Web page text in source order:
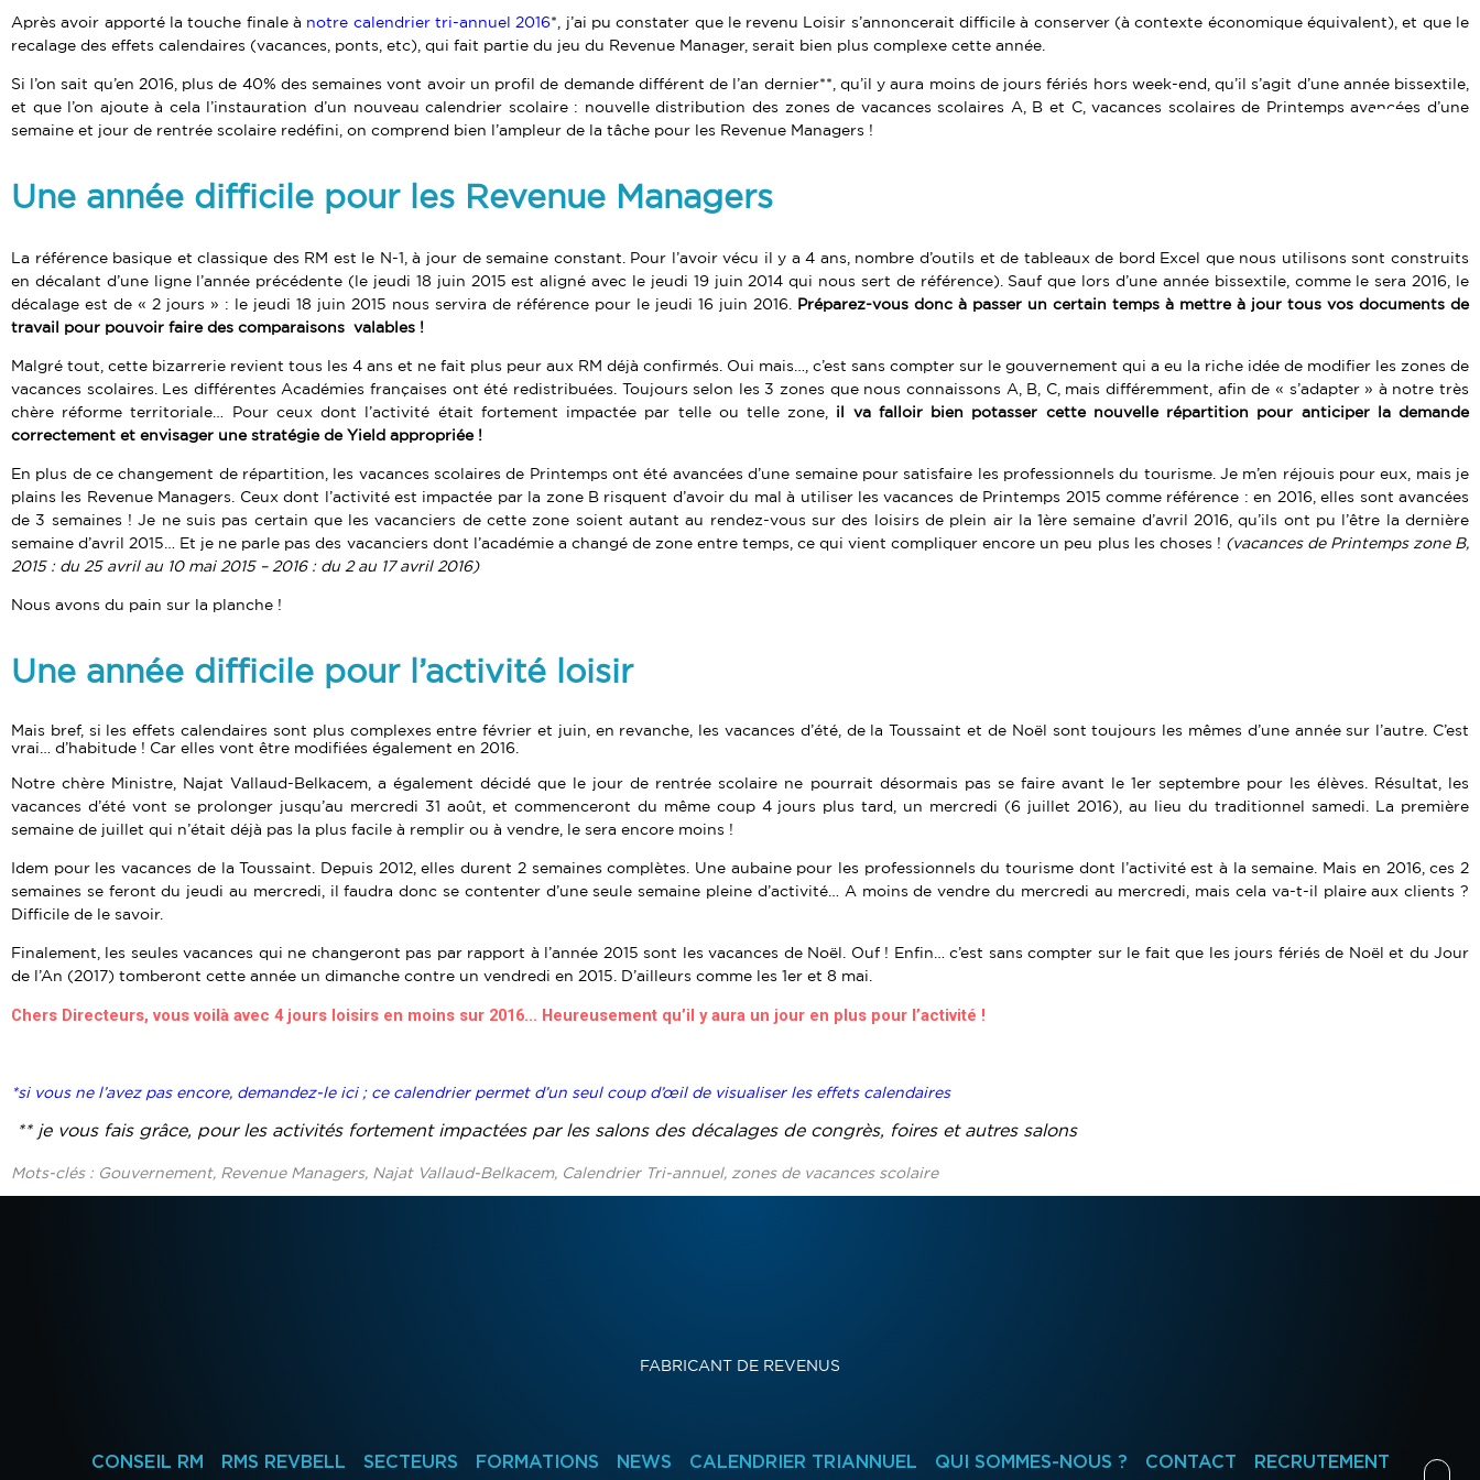
Après avoir apporté la touche finale à notre calendrier tri-annuel 2016*, j’ai pu constater que le revenu Loisir s’annoncerait difficile à conserver (à contexte économique équivalent), et que le
recalage des effets calendaires (vacances, ponts, etc), qui fait partie du jeu du Revenue Manager, serait bien plus complexe cette année.
Si l’on sait qu’en 2016, plus de 40% des semaines vont avoir un profil de demande différent de l’an dernier**, qu’il y aura moins de jours fériés hors week-end, qu’il s’agit d’une année bissextile,
et que l’on ajoute à cela l’instauration d’un nouveau calendrier scolaire : nouvelle distribution des zones de vacances scolaires A, B et C, vacances scolaires de Printemps avancées d’une
semaine et jour de rentrée scolaire redéfini, on comprend bien l’ampleur de la tâche pour les Revenue Managers !
Une année difficile pour les Revenue Managers
La référence basique et classique des RM est le N-1, à jour de semaine constant. Pour l’avoir vécu il y a 4 ans, nombre d’outils et de tableaux de bord Excel que nous utilisons sont construits
en décalant d’une ligne l’année précédente (le jeudi 18 juin 2015 est aligné avec le jeudi 19 juin 2014 qui nous sert de référence). Sauf que lors d’une année bissextile, comme le sera 2016, le
décalage est de « 2 jours » : le jeudi 18 juin 2015 nous servira de référence pour le jeudi 16 juin 2016. Préparez-vous donc à passer un certain temps à mettre à jour tous vos documents de
travail pour pouvoir faire des comparaisons valables !
Malgré tout, cette bizarrerie revient tous les 4 ans et ne fait plus peur aux RM déjà confirmés. Oui mais…, c’est sans compter sur le gouvernement qui a eu la riche idée de modifier les zones de
vacances scolaires. Les différentes Académies françaises ont été redistribuées. Toujours selon les 3 zones que nous connaissons A, B, C, mais différemment, afin de « s’adapter » à notre très
chère réforme territoriale… Pour ceux dont l’activité était fortement impactée par telle ou telle zone, il va falloir bien potasser cette nouvelle répartition pour anticiper la demande
correctement et envisager une stratégie de Yield appropriée !
En plus de ce changement de répartition, les vacances scolaires de Printemps ont été avancées d’une semaine pour satisfaire les professionnels du tourisme. Je m’en réjouis pour eux, mais je
plains les Revenue Managers. Ceux dont l’activité est impactée par la zone B risquent d’avoir du mal à utiliser les vacances de Printemps 2015 comme référence : en 2016, elles sont avancées
de 3 semaines ! Je ne suis pas certain que les vacanciers de cette zone soient autant au rendez-vous sur des loisirs de plein air la 1ère semaine d’avril 2016, qu’ils ont pu l’être la dernière
semaine d’avril 2015… Et je ne parle pas des vacanciers dont l’académie a changé de zone entre temps, ce qui vient compliquer encore un peu plus les choses ! (vacances de Printemps zone B,
2015 : du 25 avril au 10 mai 2015 – 2016 : du 2 au 17 avril 2016)
Nous avons du pain sur la planche !
Une année difficile pour l’activité loisir
Mais bref, si les effets calendaires sont plus complexes entre février et juin, en revanche, les vacances d’été, de la Toussaint et de Noël sont toujours les mêmes d’une année sur l’autre. C’est
vrai… d’habitude ! Car elles vont être modifiées également en 2016.
Notre chère Ministre, Najat Vallaud-Belkacem, a également décidé que le jour de rentrée scolaire ne pourrait désormais pas se faire avant le 1er septembre pour les élèves. Résultat, les
vacances d’été vont se prolonger jusqu’au mercredi 31 août, et commenceront du même coup 4 jours plus tard, un mercredi (6 juillet 2016), au lieu du traditionnel samedi. La première
semaine de juillet qui n’était déjà pas la plus facile à remplir ou à vendre, le sera encore moins !
Idem pour les vacances de la Toussaint. Depuis 2012, elles durent 2 semaines complètes. Une aubaine pour les professionnels du tourisme dont l’activité est à la semaine. Mais en 2016, ces 2
semaines se feront du jeudi au mercredi, il faudra donc se contenter d’une seule semaine pleine d’activité… A moins de vendre du mercredi au mercredi, mais cela va-t-il plaire aux clients ?
Difficile de le savoir.
Finalement, les seules vacances qui ne changeront pas par rapport à l’année 2015 sont les vacances de Noël. Ouf ! Enfin… c’est sans compter sur le fait que les jours fériés de Noël et du Jour
de l’An (2017) tomberont cette année un dimanche contre un vendredi en 2015. D’ailleurs comme les 1er et 8 mai.
Chers Directeurs, vous voilà avec 4 jours loisirs en moins sur 2016… Heureusement qu’il y aura un jour en plus pour l’activité !
*si vous ne l’avez pas encore, demandez-le ici ; ce calendrier permet d’un seul coup d’œil de visualiser les effets calendaires
** je vous fais grâce, pour les activités fortement impactées par les salons des décalages de congrès, foires et autres salons
Mots-clés : Gouvernement, Revenue Managers, Najat Vallaud-Belkacem, Calendrier Tri-annuel, zones de vacances scolaire
FABRICANT DE REVENUS
CONSEIL RM RMS REVBELL SECTEURS FORMATIONS NEWS CALENDRIER TRIANNUEL QUI SOMMES-NOUS ? CONTACT RECRUTEMENT